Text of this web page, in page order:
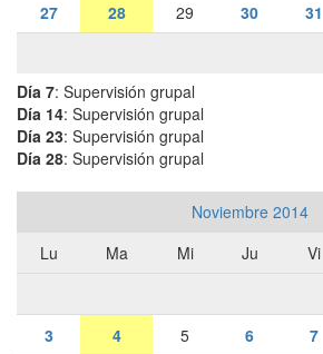
27
28 29 30 31
Día 7: Supervisión grupal
Día 14: Supervisión grupal
Día 23: Supervisión grupal
Día 28: Supervisión grupal
Noviembre 2014
Lu
Ma Mi Ju Vi
3
4 5 6 7